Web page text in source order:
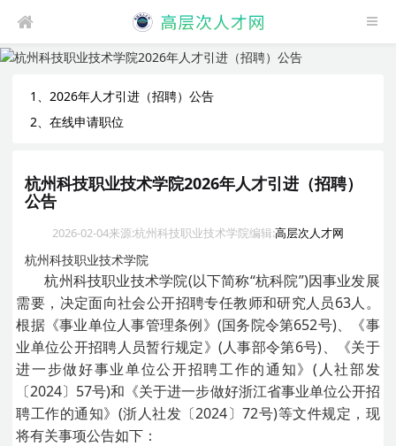
1、2026年人才引进（招聘）公告
2、在线申请职位
杭州科技职业技术学院2026年人才引进（招聘）
公告
2026-02-04来源:杭州科技职业技术学院编辑:高层次人才网
杭州科技职业技术学院
杭州科技职业技术学院(以下简称“杭科院”)因事业发展
需要，决定面向社会公开招聘专任教师和研究人员63人。
根据《事业单位人事管理条例》(国务院令第652号)、《事
业单位公开招聘人员暂行规定》(人事部令第6号)、《关于
进一步做好事业单位公开招聘工作的通知》(人社部发
〔2024〕57号)和《关于进一步做好浙江省事业单位公开招
聘工作的通知》(浙人社发〔2024〕72号)等文件规定，现
将有关事项公告如下：